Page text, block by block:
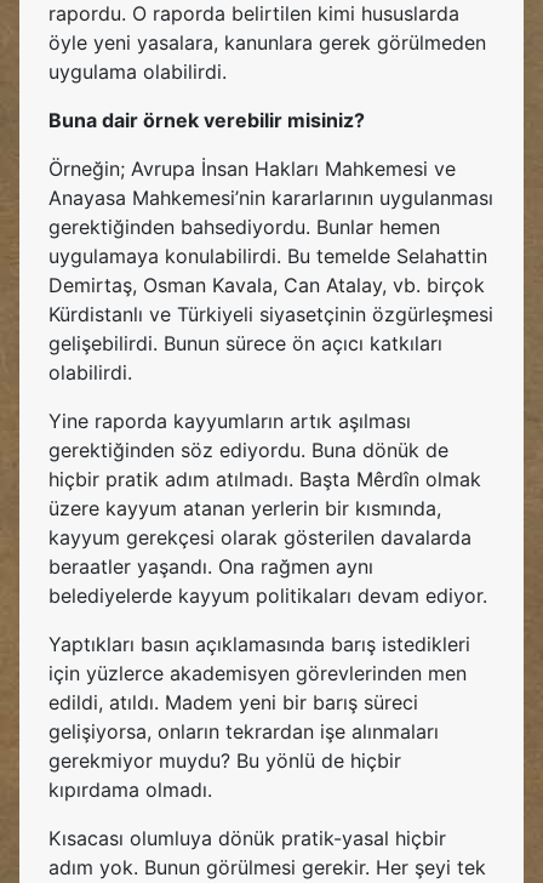
rapordu. O raporda belirtilen kimi hususlarda
öyle yeni yasalara, kanunlara gerek görülmeden
uygulama olabilirdi.
Buna dair örnek verebilir misiniz?
Örneğin; Avrupa İnsan Hakları Mahkemesi ve
Anayasa Mahkemesi’nin kararlarının uygulanması
gerektiğinden bahsediyordu. Bunlar hemen
uygulamaya konulabilirdi. Bu temelde Selahattin
Demirtaş, Osman Kavala, Can Atalay, vb. birçok
Kürdistanlı ve Türkiyeli siyasetçinin özgürleşmesi
gelişebilirdi. Bunun sürece ön açıcı katkıları
olabilirdi.
Yine raporda kayyumların artık aşılması
gerektiğinden söz ediyordu. Buna dönük de
hiçbir pratik adım atılmadı. Başta Mêrdîn olmak
üzere kayyum atanan yerlerin bir kısmında,
kayyum gerekçesi olarak gösterilen davalarda
beraatler yaşandı. Ona rağmen aynı
belediyelerde kayyum politikaları devam ediyor.
Yaptıkları basın açıklamasında barış istedikleri
için yüzlerce akademisyen görevlerinden men
edildi, atıldı. Madem yeni bir barış süreci
gelişiyorsa, onların tekrardan işe alınmaları
gerekmiyor muydu? Bu yönlü de hiçbir
kıpırdama olmadı.
Kısacası olumluya dönük pratik-yasal hiçbir
adım yok. Bunun görülmesi gerekir. Her şeyi tek